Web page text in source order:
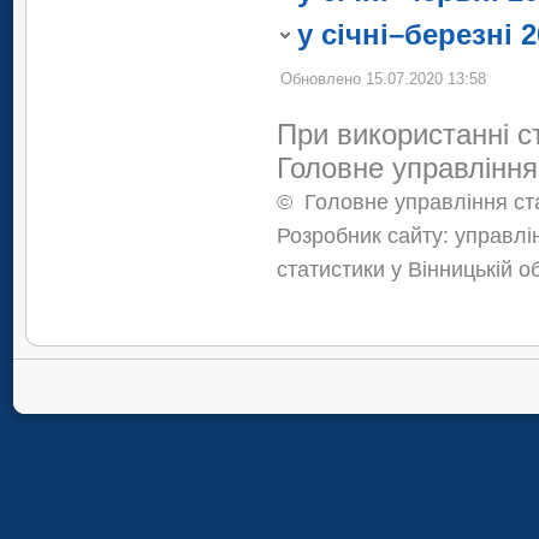
у січні–березні
інформації.
Обновлено 15.07.2020 13:58
При використанні
Головне
© Головне управління
Розробник сайту:
статистики у Вінницькій